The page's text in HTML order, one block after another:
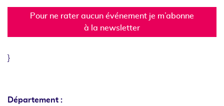
Pour ne rater aucun événement je m’abonne
à la newsletter
}
Département :